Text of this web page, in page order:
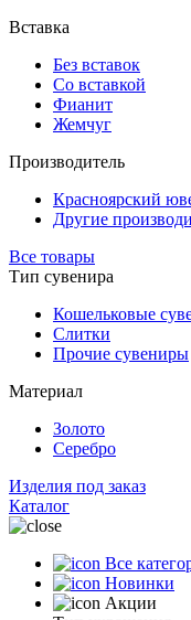
Вставка
Без вставок
Со вставкой
Фианит
Жемчуг
Производитель
Красноярский
Другие
Все товары
Тип сувенира
Кошельковые
Слитки
Прочие сувениры
Материал
Золото
Серебро
Изделия под заказ
Каталог
Все
Новинки
Акции